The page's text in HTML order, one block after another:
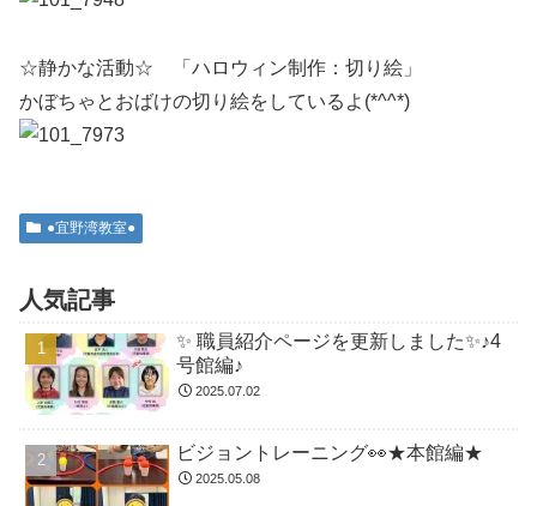
☆静かな活動☆ 「ハロウィン制作：切り絵」
かぼちゃとおばけの切り絵をしているよ(*^^*)
●宜野湾教室●
人気記事
✨ 職員紹介ページを更新しました✨♪4
号館編♪
2025.07.02
ビジョントレーニング👀★本館編★
2025.05.08